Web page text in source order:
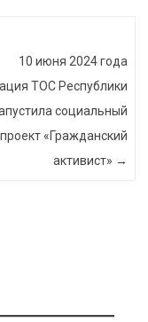
10 июня 2024 года
ТОС Республики
социальный
проект «Гражданский
активист» →